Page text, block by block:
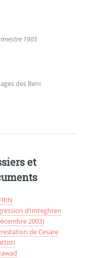
1905
des Beni
et
d’Imteghren
2003)
de Cesare